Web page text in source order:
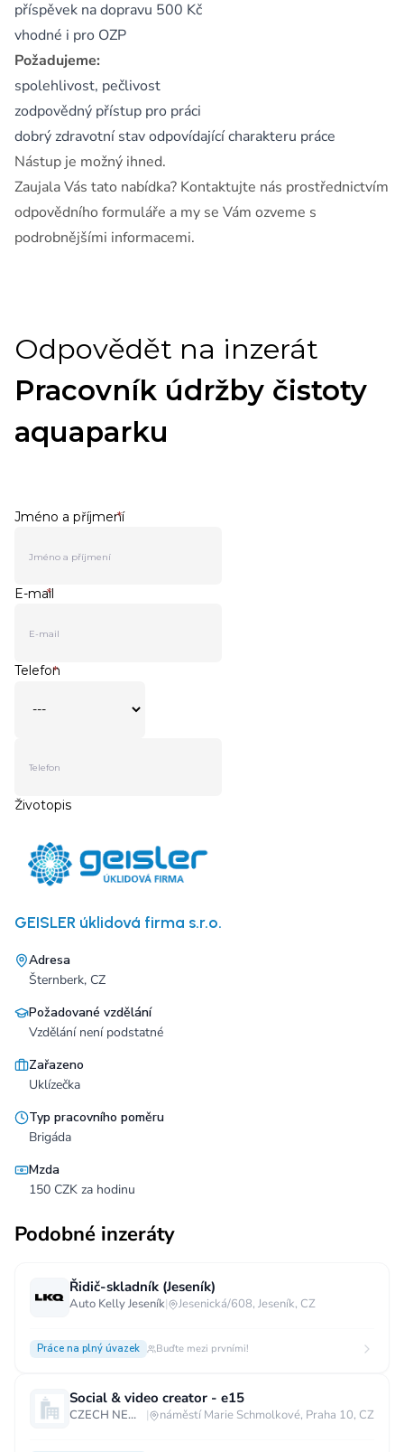
příspěvek na dopravu 500 Kč
vhodné i pro OZP
Požadujeme:
spolehlivost, pečlivost
zodpovědný přístup pro práci
dobrý zdravotní stav odpovídající charakteru práce
Nástup je možný ihned.
Zaujala Vás tato nabídka? Kontaktujte nás prostřednictvím
odpovědního formuláře a my se Vám ozveme s
podrobnějšími informacemi.
GEISLER úklidová firma s.r.o.
Adresa
Šternberk, CZ
Požadované vzdělání
Vzdělání není podstatné
Zařazeno
Uklízečka
Typ pracovního poměru
Brigáda
Mzda
150 CZK za hodinu
Podobné inzeráty
Řidič-skladník (Jeseník)
Auto Kelly Jeseník| Jesenická/608, Jeseník, CZ
Práce na plný úvazek Buďte mezi prvními!
Social & video creator - e15
CZECH NEWS CENTER a.s. | náměstí Marie Schmolkové, Praha 10, CZ